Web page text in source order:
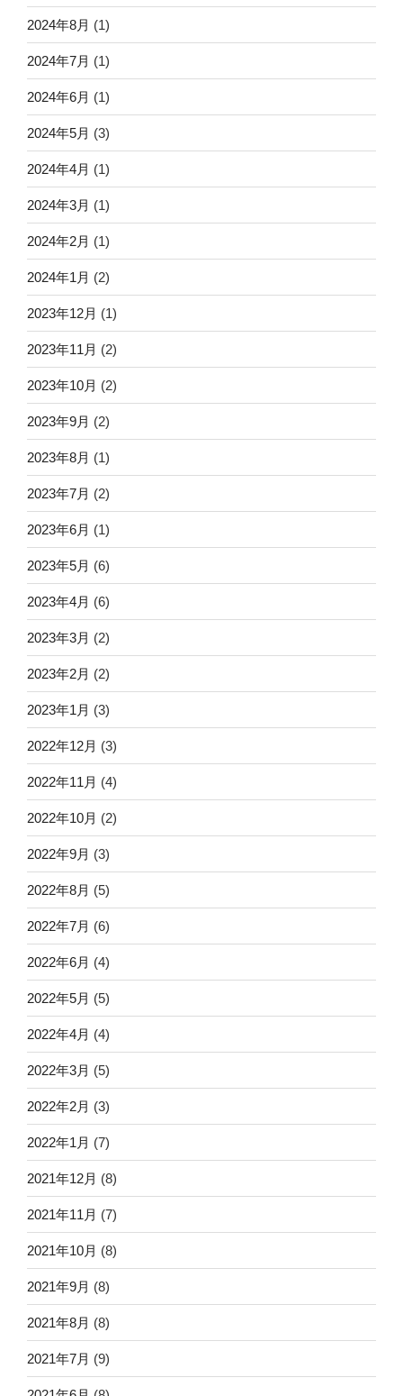
2024年8月 (1)
2024年7月 (1)
2024年6月 (1)
2024年5月 (3)
2024年4月 (1)
2024年3月 (1)
2024年2月 (1)
2024年1月 (2)
2023年12月 (1)
2023年11月 (2)
2023年10月 (2)
2023年9月 (2)
2023年8月 (1)
2023年7月 (2)
2023年6月 (1)
2023年5月 (6)
2023年4月 (6)
2023年3月 (2)
2023年2月 (2)
2023年1月 (3)
2022年12月 (3)
2022年11月 (4)
2022年10月 (2)
2022年9月 (3)
2022年8月 (5)
2022年7月 (6)
2022年6月 (4)
2022年5月 (5)
2022年4月 (4)
2022年3月 (5)
2022年2月 (3)
2022年1月 (7)
2021年12月 (8)
2021年11月 (7)
2021年10月 (8)
2021年9月 (8)
2021年8月 (8)
2021年7月 (9)